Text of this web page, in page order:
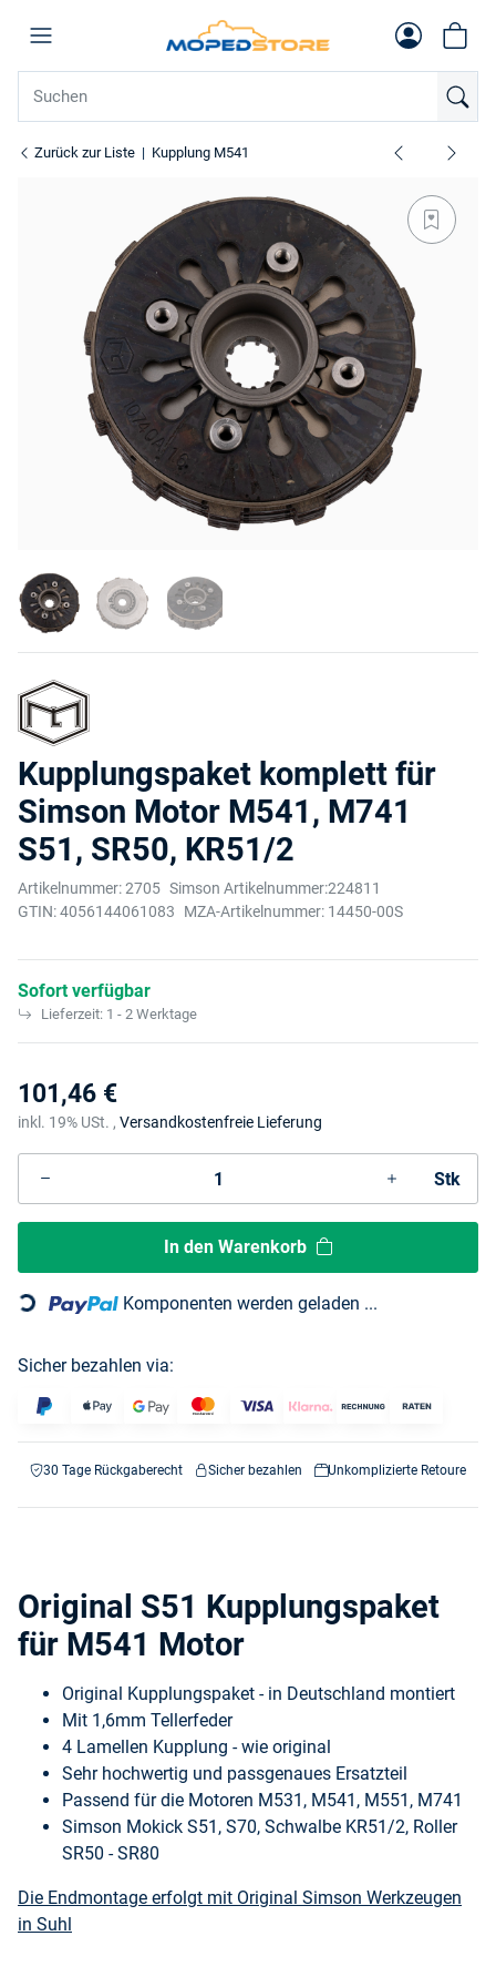
Zurück zur Liste Kupplung M541
Kupplungspaket komplett für
Simson Motor M541, M741
S51, SR50, KR51/2
Artikelnummer:2705 Simson Artikelnummer:224811
GTIN:4056144061083 MZA-Artikelnummer: 14450-00S
Sofort verfügbar
Lieferzeit: 1 - 2 Werktage
101,46 €
inkl. 19% USt. , Versandkostenfreie Lieferung
Stk
In den Warenkorb
Loading... Komponenten werden geladen ...
Sicher bezahlen via:
30 Tage Rückgaberecht Sicher bezahlen Unkomplizierte Retoure
Original S51 Kupplungspaket
für M541 Motor
Original Kupplungspaket - in Deutschland montiert
Mit 1,6mm Tellerfeder
4 Lamellen Kupplung - wie original
Sehr hochwertig und passgenaues Ersatzteil
Passend für die Motoren M531, M541, M551, M741
Simson Mokick S51, S70, Schwalbe KR51/2, Roller
SR50 - SR80
Die Endmontage erfolgt mit Original Simson Werkzeugen
in Suhl